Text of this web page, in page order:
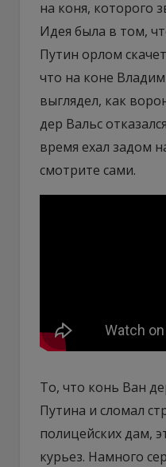
на коня, которого
Идея была в том,
Путин орлом
что на коне
выглядел, как
дер Вальс
время ехал задом
смотрите сами.
То, что конь Ван
Путина и сломал
полицейских дам,
курьез. Намного